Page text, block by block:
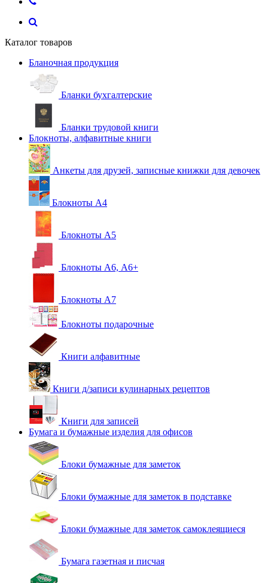
Каталог товаров
Бланочная продукция
Бланки бухгалтерские
Бланки трудовой книги
Блокноты, алфавитные книги
Анкеты для друзей, записные книжки для девочек
Блокноты А4
Блокноты А5
Блокноты А6, А6+
Блокноты А7
Блокноты подарочные
Книги алфавитные
Книги д/записи кулинарных рецептов
Книги для записей
Бумага и бумажные изделия для офисов
Блоки бумажные для заметок
Блоки бумажные для заметок в подставке
Блоки бумажные для заметок самоклеящиеся
Бумага газетная и писчая